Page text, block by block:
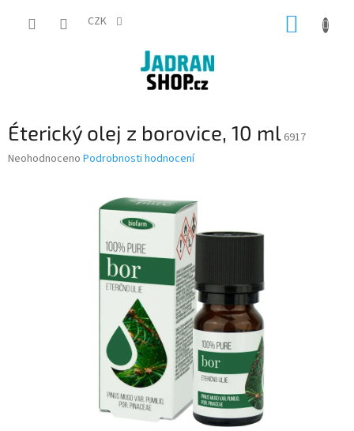
CZK
Éterický olej z borovice, 10 ml 6917
Průměrné
Neohodnoceno Podrobnosti hodnocení